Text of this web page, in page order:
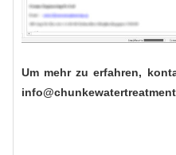
Um mehr zu erfahren,